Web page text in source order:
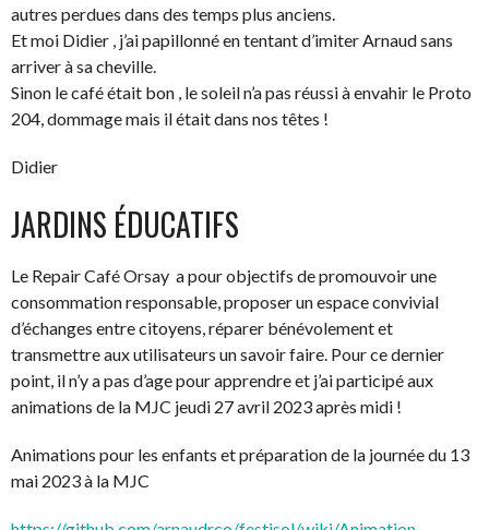
autres perdues dans des temps plus anciens.
Et moi Didier , j’ai papillonné en tentant d’imiter Arnaud sans
arriver à sa cheville.
Sinon le café était bon , le soleil n’a pas réussi à envahir le Proto
204, dommage mais il était dans nos têtes !
Didier
JARDINS ÉDUCATIFS
Le Repair Café Orsay a pour objectifs de promouvoir une
consommation responsable, proposer un espace convivial
d’échanges entre citoyens, réparer bénévolement et
transmettre aux utilisateurs un savoir faire. Pour ce dernier
point, il n’y a pas d’age pour apprendre et j’ai participé aux
animations de la MJC jeudi 27 avril 2023 après midi !
Animations pour les enfants et préparation de la journée du 13
mai 2023 à la MJC